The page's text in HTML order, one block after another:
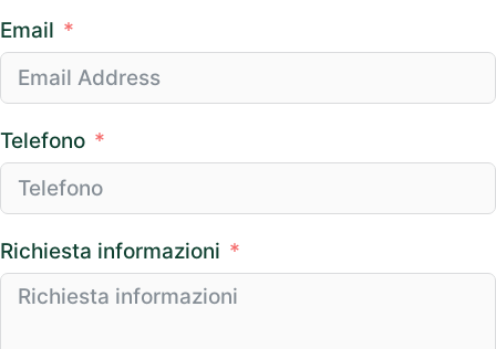
Email
Telefono
Richiesta informazioni